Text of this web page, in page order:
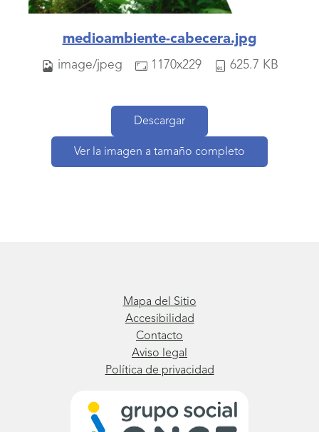
medioambiente-cabecera.jpg
image/jpeg 1170x229 625.7 KB
Descargar
Ver la imagen a tamaño completo
Mapa del Sitio
Accesibilidad
Contacto
Aviso legal
Política de privacidad